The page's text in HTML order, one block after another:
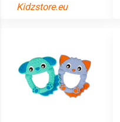
Kidzstore.eu